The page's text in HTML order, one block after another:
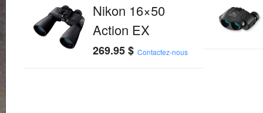
Nikon 16×50
Action EX
269.95$ Contactez-nous